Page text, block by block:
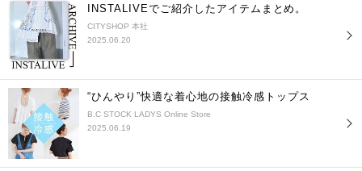
INSTALIVEでご紹介したアイテムまとめ。
CITYSHOP 本社
2025.06.20
“ひんやり”快適な着心地の接触冷感トップス
B.C STOCK LADYS Online Store
2025.06.19